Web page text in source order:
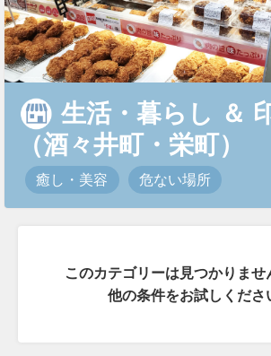
生活・暮らし ＆
（酒々井町・栄町）
癒し・美容 危ない場所
このカテゴリーは見つかりませ
他の条件をお試しくださ